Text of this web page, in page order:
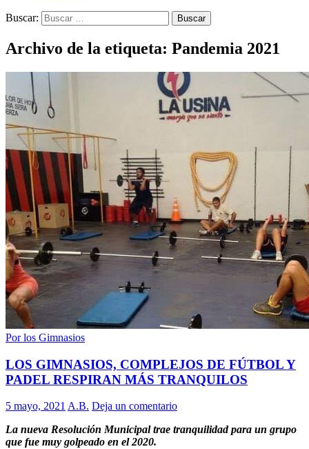
Buscar:
Archivo de la etiqueta: Pandemia 2021
Por los Gimnasios
LOS GIMNASIOS, COMPLEJOS DE FÚTBOL Y
PADEL RESPIRAN MÁS TRANQUILOS
5 mayo, 2021 A.B. Deja un comentario
La nueva Resolución Municipal trae tranquilidad para un grupo
que fue muy golpeado en el 2020.